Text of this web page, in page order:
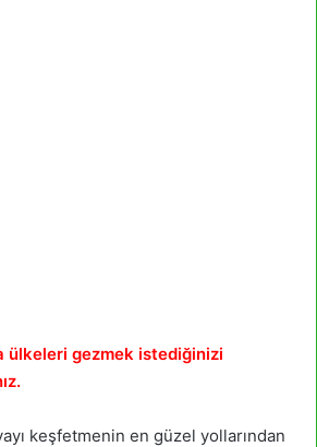
ülkeleri gezmek istediğinizi
keşfetmenin en güzel yollarından